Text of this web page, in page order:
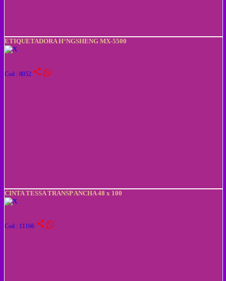
ETIQUETADORA H°NGSHENG MX-5500
Cod : 8052 share
CINTA TESSA TRANSP ANCHA 48 x 100
Cod : 11166 share